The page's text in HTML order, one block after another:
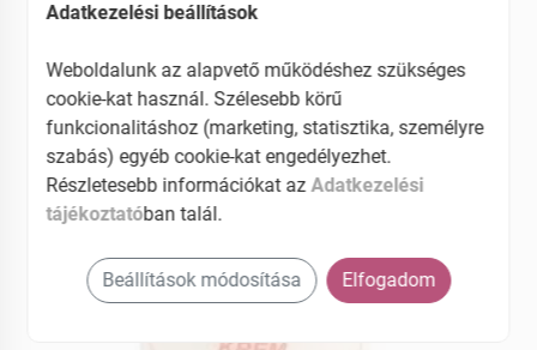
EAN: 5999517430019
Adatkezelési beállítások
Weboldalunk az alapvető működéshez szükséges
cookie-kat használ. Szélesebb körű
funkcionalitáshoz (marketing, statisztika, személyre
szabás) egyéb cookie-kat engedélyezhet.
Részletesebb információkat azAdatkezelési
tájékoztatóban talál.
Beállítások módosítása Elfogadom